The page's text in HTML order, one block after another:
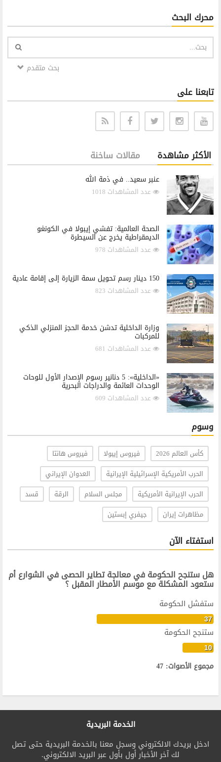
محرك البحث
بحث متقدم
تابعنا على
الأكثر مشاهدة مقالات ساخنة
عنبر سعيد.. في ذمة الله
عدد المشاهدات 1018
الصحة العالمية: تفشي إيبولا في الكونغو
الديمقراطية يخرج عن السيطرة
عدد المشاهدات 978
150 دينار رسم تحويل سمة الزيارة إلى إقامة عادية
عدد المشاهدات 823
وزارة الداخلية تدشن خدمة الحجز المنزلي الذكي
للمركبات
عدد المشاهدات 681
«الداخلية»: 5 دنانير رسوم الإصدار الأول للوحات
الوحدات العائمة والدراجات البحرية
عدد المشاهدات 609
وسوم
كأس العالم 2026 فيروس إيبولا
فيروس هانتا
الحرب الأمريكية الإسرائيلية الإيرانية
العدوان الإيراني
الحرب الإيرانية الأمريكية
مجلس السلام الرقة
قسد
مظاهرات إيران
جيفري إبستين
استفتاء الآن
هل ستنجح الحكومة في معالجة تطاير الحصى في الشوارع أم
ستعود المشكلة مع موسم الأمطار المقبل ؟
ستفشل الحكومة
37
ستنجح الحكومة
10
مجموع الأصوات: 47
الخدمة البريدية
ادخل بريدك الالكتروني وسجل معنا بالخدمة البريدية حتى تصل
لك آخر الأخبار أول بأول عبر البريد الالكتروني.